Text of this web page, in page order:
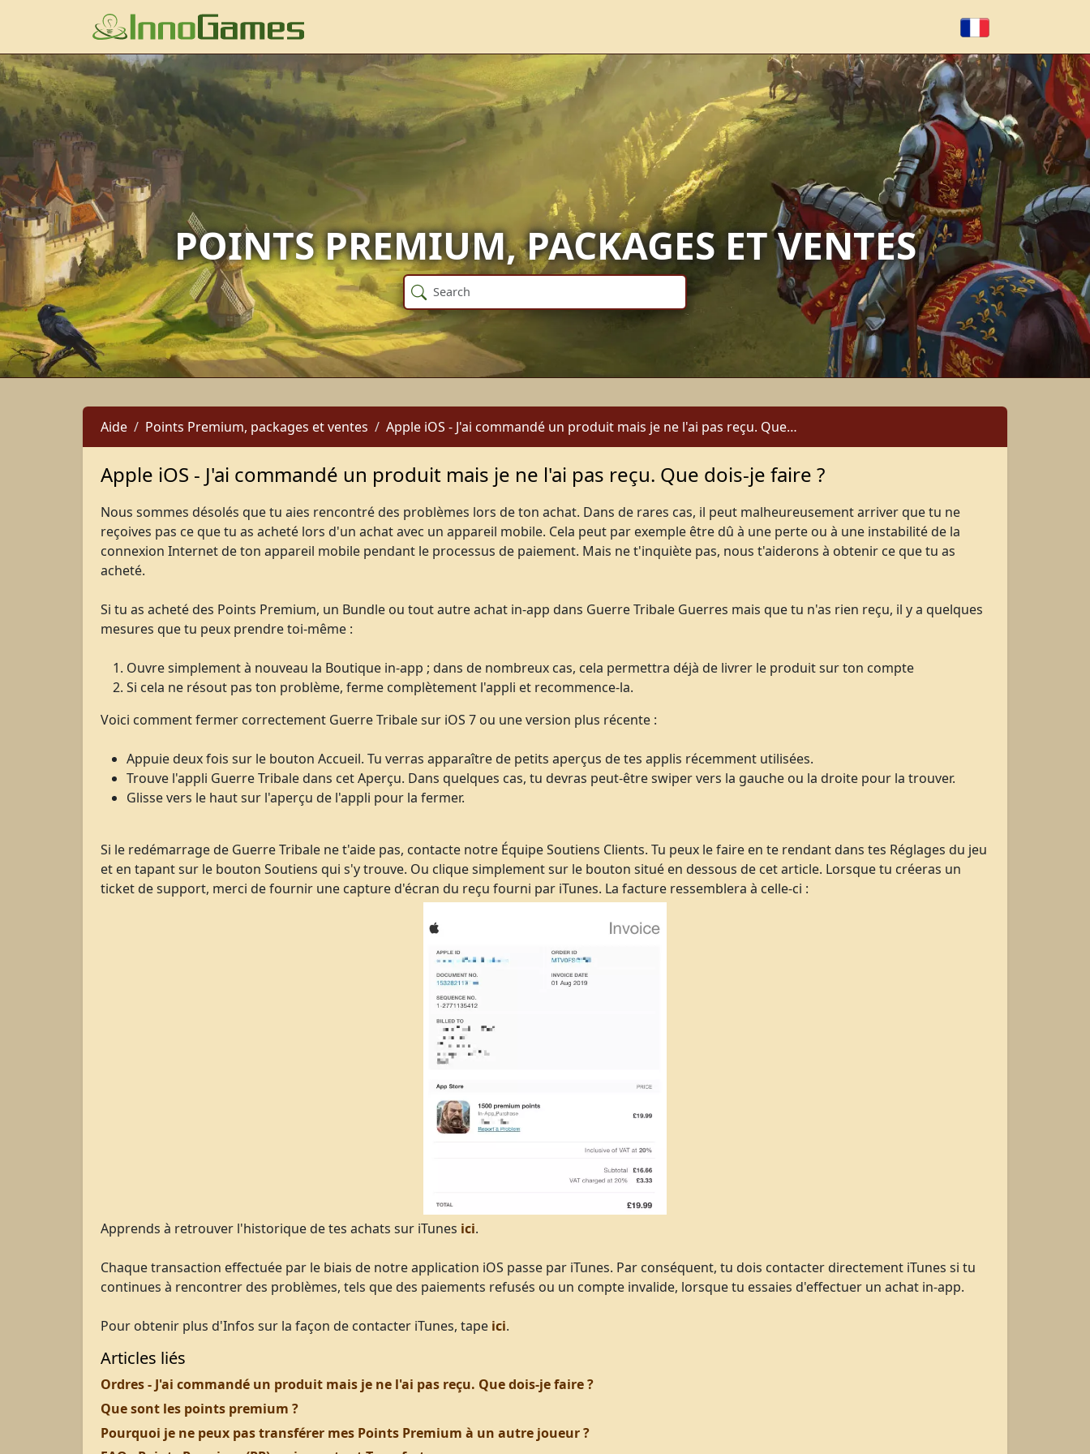
POINTS PREMIUM, PACKAGES ET VENTES
Aide Points Premium, packages et ventes Apple iOS - J'ai commandé un produit mais je ne l'ai pas reçu. Que…
Apple iOS - J'ai commandé un produit mais je ne l'ai pas reçu. Que dois-je faire ?
Nous sommes désolés que tu aies rencontré des problèmes lors de ton achat. Dans de rares cas, il peut malheureusement arriver que tu ne
reçoives pas ce que tu as acheté lors d'un achat avec un appareil mobile. Cela peut par exemple être dû à une perte ou à une instabilité de la
connexion Internet de ton appareil mobile pendant le processus de paiement. Mais ne t'inquiète pas, nous t'aiderons à obtenir ce que tu as
acheté.
Si tu as acheté des Points Premium, un Bundle ou tout autre achat in-app dans Guerre Tribale Guerres mais que tu n'as rien reçu, il y a quelques
mesures que tu peux prendre toi-même :
Ouvre simplement à nouveau la Boutique in-app ; dans de nombreux cas, cela permettra déjà de livrer le produit sur ton compte
Si cela ne résout pas ton problème, ferme complètement l'appli et recommence-la.
Voici comment fermer correctement Guerre Tribale sur iOS 7 ou une version plus récente :
Appuie deux fois sur le bouton Accueil. Tu verras apparaître de petits aperçus de tes applis récemment utilisées.
Trouve l'appli Guerre Tribale dans cet Aperçu. Dans quelques cas, tu devras peut-être swiper vers la gauche ou la droite pour la trouver.
Glisse vers le haut sur l'aperçu de l'appli pour la fermer.
Si le redémarrage de Guerre Tribale ne t'aide pas, contacte notre Équipe Soutiens Clients. Tu peux le faire en te rendant dans tes Réglages du jeu
et en tapant sur le bouton Soutiens qui s'y trouve. Ou clique simplement sur le bouton situé en dessous de cet article. Lorsque tu créeras un
ticket de support, merci de fournir une capture d'écran du reçu fourni par iTunes. La facture ressemblera à celle-ci :
Apprends à retrouver l'historique de tes achats sur iTunes ici.
Chaque transaction effectuée par le biais de notre application iOS passe par iTunes. Par conséquent, tu dois contacter directement iTunes si tu
continues à rencontrer des problèmes, tels que des paiements refusés ou un compte invalide, lorsque tu essaies d'effectuer un achat in-app.
Pour obtenir plus d'Infos sur la façon de contacter iTunes, tape ici.
Articles liés
Ordres - J'ai commandé un produit mais je ne l'ai pas reçu. Que dois-je faire ?
Que sont les points premium ?
Pourquoi je ne peux pas transférer mes Points Premium à un autre joueur ?